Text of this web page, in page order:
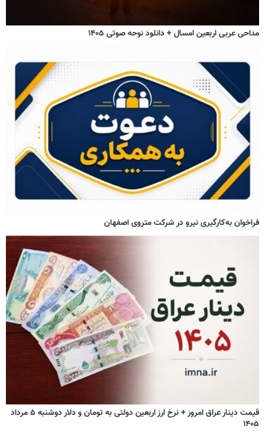
مداحی عربی اربعین امسال + دانلود نوحه صوتی ۱۴۰۵
فراخوان به‌کارگیری نیرو در شرکت متروی اصفهان
قیمت دینار عراق امروز + نرخ ارز اربعین دولتی به تومان و دلار دوشنبه ۵ مرداد
۱۴۰۵